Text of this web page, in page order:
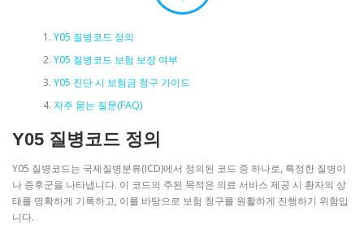
Y05 질병코드 정의
Y05 질병코드 보험 보장 여부
Y05 진단 시 보험금 청구 가이드
자주 묻는 질문(FAQ)
Y05 질병코드 정의
Y05 질병코드는 국제질병분류(ICD)에서 정의된 코드 중 하나로, 특정한 질병이
나 증후군을 나타냅니다. 이 코드의 주된 목적은 의료 서비스 제공 시 환자의 상
태를 명확하게 기록하고, 이를 바탕으로 보험 청구를 원활하게 진행하기 위함입
니다.